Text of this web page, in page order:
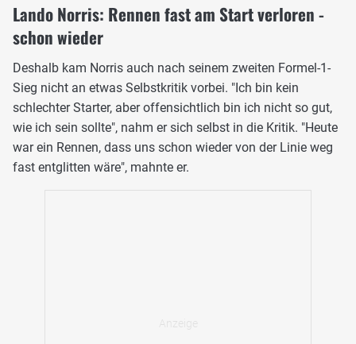
Lando Norris: Rennen fast am Start verloren -
schon wieder
Deshalb kam Norris auch nach seinem zweiten Formel-1-
Sieg nicht an etwas Selbstkritik vorbei. "Ich bin kein
schlechter Starter, aber offensichtlich bin ich nicht so gut,
wie ich sein sollte", nahm er sich selbst in die Kritik. "Heute
war ein Rennen, dass uns schon wieder von der Linie weg
fast entglitten wäre", mahnte er.